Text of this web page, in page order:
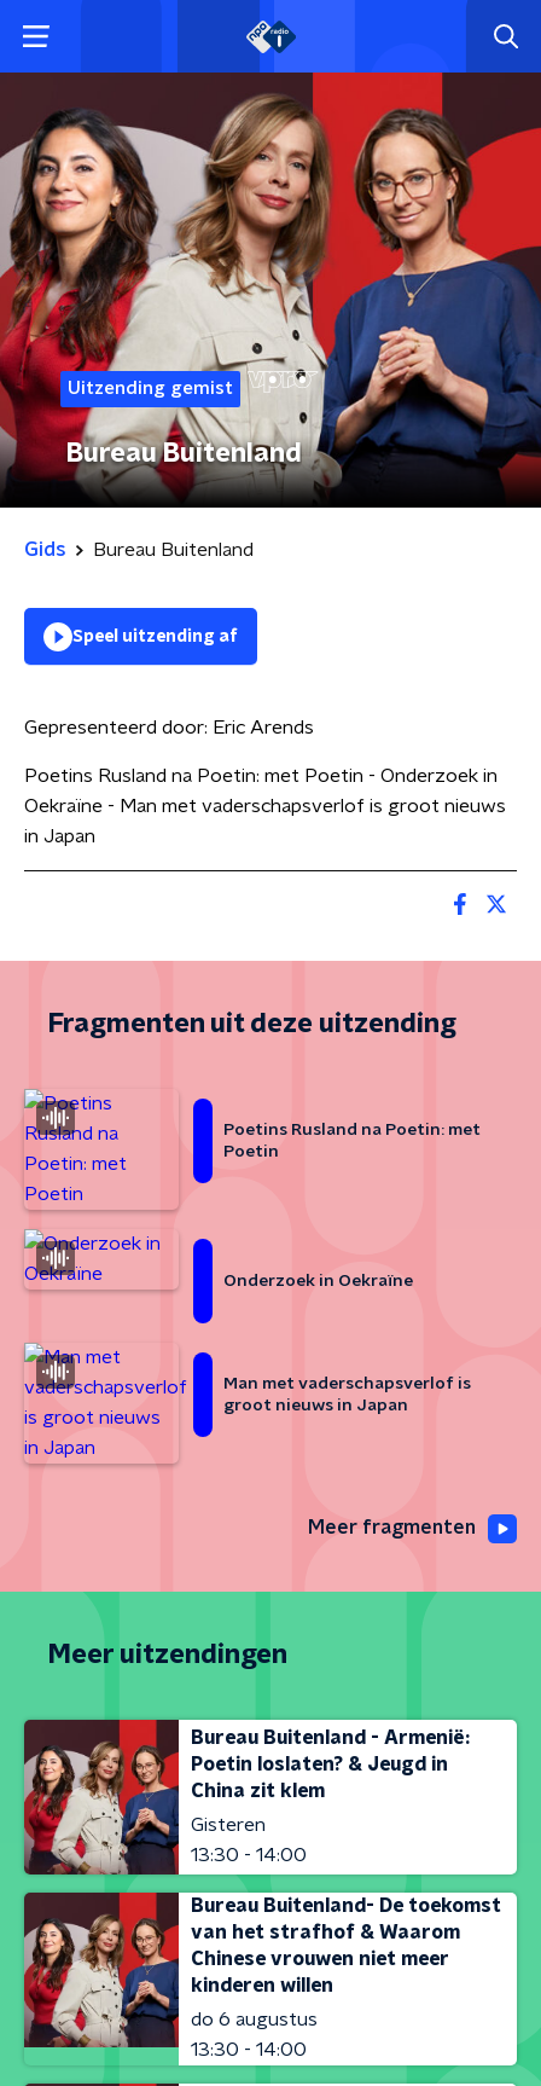
Uitzending gemist
Bureau Buitenland
Gids Bureau Buitenland
Speel uitzending af
Gepresenteerd door: Eric Arends
Poetins Rusland na Poetin: met Poetin - Onderzoek in
Oekraïne - Man met vaderschapsverlof is groot nieuws
in Japan
Fragmenten uit deze uitzending
Poetins Rusland na Poetin: met
Poetin
Onderzoek in Oekraïne
Man met vaderschapsverlof is
groot nieuws in Japan
Meer fragmenten
Meer uitzendingen
Bureau Buitenland - Armenië:
Poetin loslaten? & Jeugd in
China zit klem
Gisteren
13:30 - 14:00
Bureau Buitenland- De toekomst
van het strafhof & Waarom
Chinese vrouwen niet meer
kinderen willen
do 6 augustus
13:30 - 14:00